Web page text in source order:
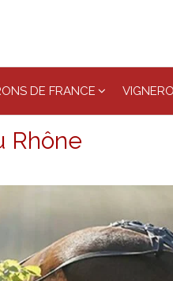
DE FRANCE
Rhône